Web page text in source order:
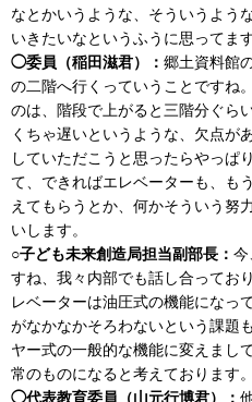
なとかいうような、そういうよう
いきたいなというふうに思ってま
◯委員（稲田滋君）： 郷土資料館
の二階へ行くっていうことですね
のは、階段で上がると三階分ぐら
くちゃ遅いというような、欠点が
していただこうと思ったらやっぱ
て、できればエレベーターも、も
えてもらうとか、何かそういう努
いします。
○子ども未来創造局担当副部長： 今
すね、我々内部でも話し合ってお
レベーターは油圧式の機能になっ
がなかなかそろわないという課題
ヤー式の一般的な機能に変えまし
常のものになると考えております。
◯代表教育委員（山元行博君）：